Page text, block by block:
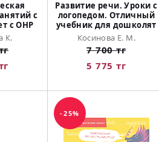
с
с ОНР
К.
Развитие речи. Уроки с
логопедом. Отличный
учебник для дошколят
Косинова Е. М.
7 700 тг
5 775 тг
-25%